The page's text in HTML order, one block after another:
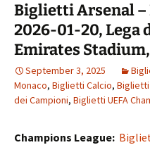
Biglietti Arsenal –
2026-01-20, Lega
Emirates
September 3, 2025
Monaco, Biglietti Calcio, Biglietti
dei Campioni, Biglietti UEFA
Champions League: